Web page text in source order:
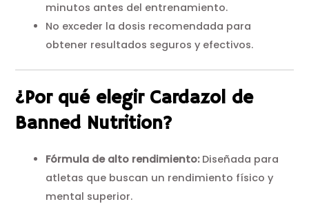
minutos antes del entrenamiento.
No exceder la dosis recomendada para
obtener resultados seguros y efectivos.
¿Por qué elegir Cardazol de
Banned Nutrition?
Fórmula de alto rendimiento:Diseñada para
atletas que buscan un rendimiento físico y
mental superior.